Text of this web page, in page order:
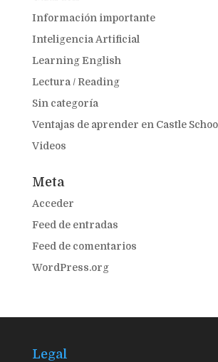
Información importante
Inteligencia Artificial
Learning English
Lectura / Reading
Sin categoría
Ventajas de aprender en Castle School
Videos
Meta
Acceder
Feed de entradas
Feed de comentarios
WordPress.org
Legal